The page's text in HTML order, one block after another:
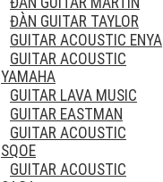
ĐÀN GUITAR TAYLOR
GUITAR ACOUSTIC ENYA
GUITAR ACOUSTIC
YAMAHA
GUITAR LAVA MUSIC
GUITAR EASTMAN
GUITAR ACOUSTIC
SQOE
GUITAR ACOUSTIC